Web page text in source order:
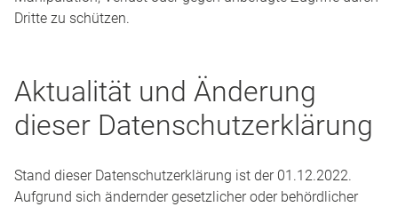
Dritte zu schützen.
Aktualität und Änderung
dieser Datenschutzerklärung
Stand dieser Datenschutzerklärung ist der 01.12.2022.
Aufgrund sich ändernder gesetzlicher oder behördlicher